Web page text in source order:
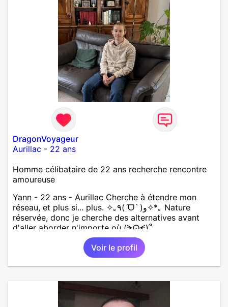
DragonVoyageur
Aurillac - 22 ans
Homme célibataire de 22 ans recherche rencontre
amoureuse
Yann - 22 ans - Aurillac Cherche à étendre mon
réseau, et plus si... plus. ✧｡٩(ˊᗜˋ )و✧*｡ Nature
réservée, donc je cherche des alternatives avant
d'aller aborder n'importe où (ᗒᗣᗕ)՞
Voir le profil